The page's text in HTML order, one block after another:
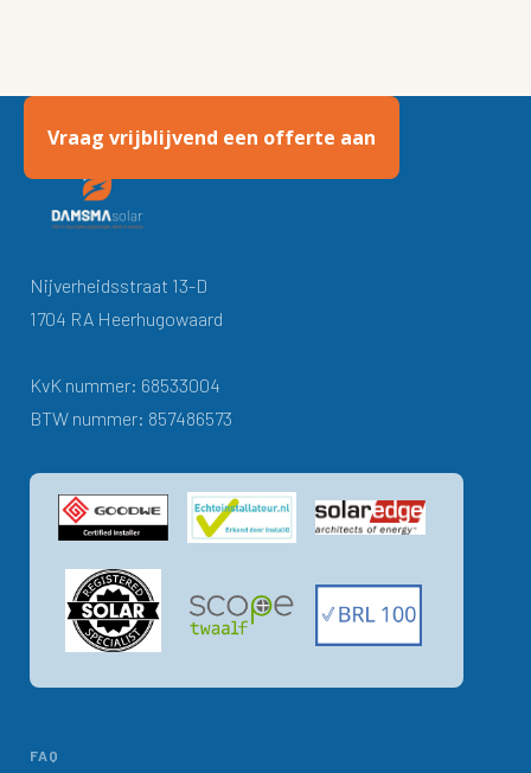
Vraag vrijblijvend een offerte aan
Nijverheidsstraat 13-D
1704 RA Heerhugowaard
KvK nummer: 68533004
BTW nummer: 857486573
FAQ